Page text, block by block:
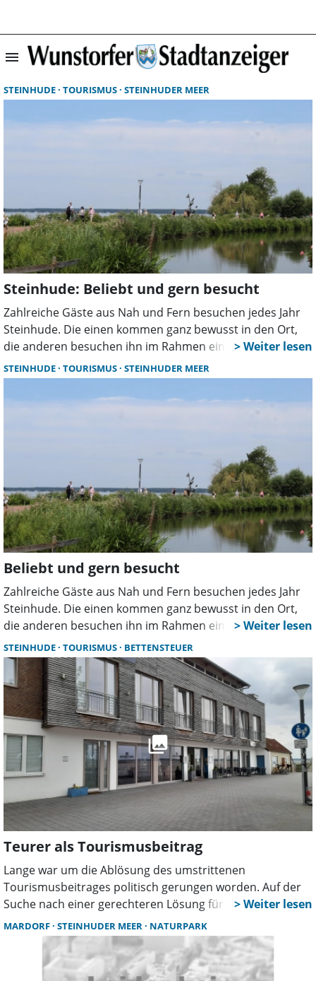
menu
STEINHUDE TOURISMUS STEINHUDER MEER
Steinhude: Beliebt und gern besucht
Zahlreiche Gäste aus Nah und Fern besuchen jedes Jahr
Steinhude. Die einen kommen ganz bewusst in den Ort,
die anderen besuchen ihn im Rahmen einer Radtour rund
um das Steinhuder Meer. Die meisten sind eher ein paar
Tage als mehrere Wochen hier. Und so ist der Ort eher
Ziel für einen Kurztrip.
STEINHUDE TOURISMUS STEINHUDER MEER
Beliebt und gern besucht
Zahlreiche Gäste aus Nah und Fern besuchen jedes Jahr
Steinhude. Die einen kommen ganz bewusst in den Ort,
die anderen besuchen ihn im Rahmen einer Radtour rund
um das Steinhuder Meer. Die meisten sind eher ein paar
Tage als mehrere Wochen hier. Und so ist der Ort eher
Ziel für einen Kurztrip.
STEINHUDE TOURISMUS BETTENSTEUER
Teurer als Tourismusbeitrag
Lange war um die Ablösung des umstrittenen
Tourismusbeitrages politisch gerungen worden. Auf der
Suche nach einer gerechteren Lösung für Unternehmen
in Steinhude fand man die Beherbergungssteuer. Seit
dem 1. Januar 2026 gilt sie für alle Übernachtungsbetriebe
vom Hotel über Pensionen bis zur Ferienwohnungen im
gesamten Stadtgebiet. Eine erste Bilanz.
MARDORF STEINHUDER MEER NATURPARK